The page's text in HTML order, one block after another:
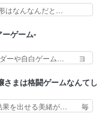
の陰に支配… ヤクねこ
なくなっ… 普段は選別
んか今日はかなり一
週と比べてまだまとも
形はなんなんだと…
継承されている… ダラ
の話やはりダ… ダラさ
ろしいは人… 第５話感
?の礼とし… 第５話感
るのね… こんなデカイ
？姉… ダラさん、人型
…
ゲーム-
ダーや自白ゲーム… ヨ
夜の国も同じ… ご視聴
週もよろし… 握った◯
あるプレ… ヨコヤの頭
を利用… 夜の国のヨコ
さまは格闘ゲームなんてし
果を出せる美緒が… 毎